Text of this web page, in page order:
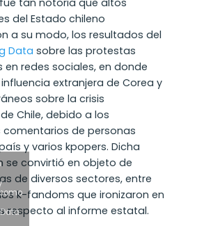
del Estado chileno
a su modo, los resultados del
Data sobre las protestas
redes sociales, en donde
extranjera de Corea y
sobre la crisis
Chile, debido a los
comentarios de personas
y varios kpopers. Dicha
se convirtió en objeto de
de diversos sectores, entre
k-fandoms que ironizaron en
respecto al informe estatal.